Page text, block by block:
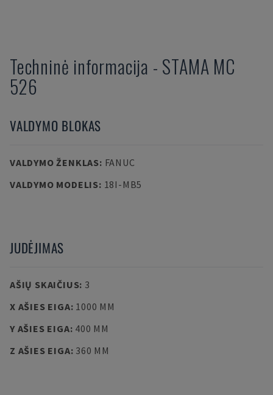
Techninė informacija - STAMA MC
526
VALDYMO BLOKAS
VALDYMO ŽENKLAS: FANUC
VALDYMO MODELIS: 18I-MB5
JUDĖJIMAS
AŠIŲ SKAIČIUS: 3
X AŠIES EIGA: 1000 MM
Y AŠIES EIGA: 400 MM
Z AŠIES EIGA: 360 MM